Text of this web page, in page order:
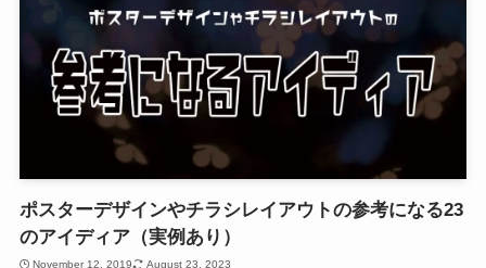
ポスターデザインやチラシレイアウトの参考になる23
のアイディア（実例あり）
November 12, 2019 August 23, 2023